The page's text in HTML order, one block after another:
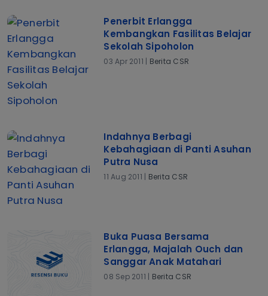
Penerbit Erlangga
Kembangkan Fasilitas Belajar
Sekolah Sipoholon
03 Apr 2011 | Berita CSR
Indahnya Berbagi
Kebahagiaan di Panti Asuhan
Putra Nusa
11 Aug 2011 | Berita CSR
Buka Puasa Bersama
Erlangga, Majalah Ouch dan
Sanggar Anak Matahari
08 Sep 2011 | Berita CSR